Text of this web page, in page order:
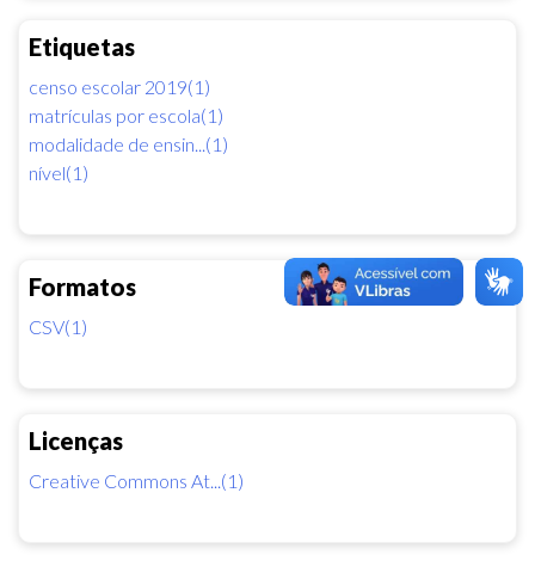
Etiquetas
censo escolar 2019(1)
matrículas por escola(1)
modalidade de ensin...(1)
nível(1)
Formatos
CSV(1)
Licenças
Creative Commons At...(1)